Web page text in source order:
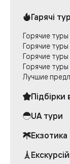
Гарячі
Горячие туры
Горячие
Горячие
Горячие туры
Лучшие
Підбірки
Раннее
Египет с
Семейные
UA тури
Отдых в
Лыжный
Екзотика
Туры на